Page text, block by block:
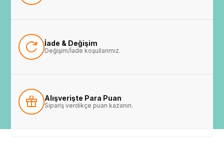
İade & Değişim
Değişim/İade koşullarımız.
Alışverişte Para Puan
Sipariş verdikçe puan kazanın.